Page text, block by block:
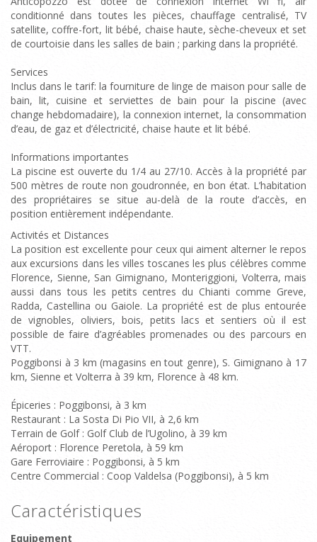
conditionné dans toutes les pièces, chauffage centralisé, TV
satellite, coffre-fort, lit bébé, chaise haute, sèche-cheveux et set
de courtoisie dans les salles de bain ; parking dans la propriété.
Services
Inclus dans le tarif: la fourniture de linge de maison pour salle de
bain, lit, cuisine et serviettes de bain pour la piscine (avec
change hebdomadaire), la connexion internet, la consommation
d’eau, de gaz et d’électricité, chaise haute et lit bébé.
Informations importantes
La piscine est ouverte du 1/4 au 27/10. Accès à la propriété par
500 mètres de route non goudronnée, en bon état. L’habitation
des propriétaires se situe au-delà de la route d’accès, en
position entièrement indépendante.
Activités et Distances
La position est excellente pour ceux qui aiment alterner le repos
aux excursions dans les villes toscanes les plus célèbres comme
Florence, Sienne, San Gimignano, Monteriggioni, Volterra, mais
aussi dans tous les petits centres du Chianti comme Greve,
Radda, Castellina ou Gaiole. La propriété est de plus entourée
de vignobles, oliviers, bois, petits lacs et sentiers où il est
possible de faire d’agréables promenades ou des parcours en
VTT.
Poggibonsi à 3 km (magasins en tout genre), S. Gimignano à 17
km, Sienne et Volterra à 39 km, Florence à 48 km.
Épiceries : Poggibonsi, à 3 km
Restaurant : La Sosta Di Pio VII, à 2,6 km
Terrain de Golf : Golf Club de l’Ugolino, à 39 km
Aéroport : Florence Peretola, à 59 km
Gare Ferroviaire : Poggibonsi, à 5 km
Centre Commercial : Coop Valdelsa (Poggibonsi), à 5 km
Caractéristiques
Equipement